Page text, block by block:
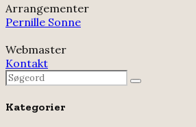
Arrangementer
Pernille Sonne
Webmaster
Kontakt
Search
for:
Search
Kategorier